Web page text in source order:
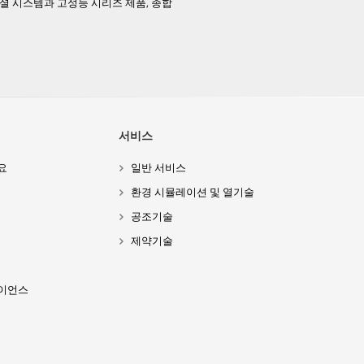
언스
서비스
일반 서비스
환경 시뮬레이션 및 열기술
공조기술
제약기술